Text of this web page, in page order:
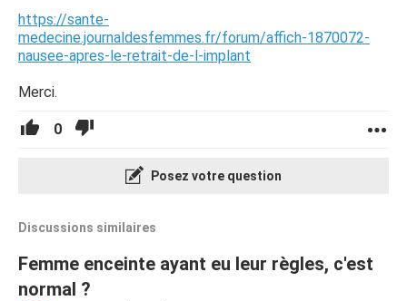
https://sante-
medecine.journaldesfemmes.fr/forum/affich-1870072-
nausee-apres-le-retrait-de-l-implant
Merci.
0
Posez votre question
Discussions similaires
Femme enceinte ayant eu leur règles, c'est
normal ?